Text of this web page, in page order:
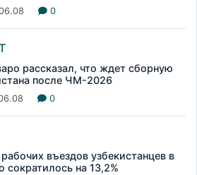
0
рассказал, что ждет сборную
после ЧМ-2026
0
въездов узбекистанцев в
сократилось на 13,2%